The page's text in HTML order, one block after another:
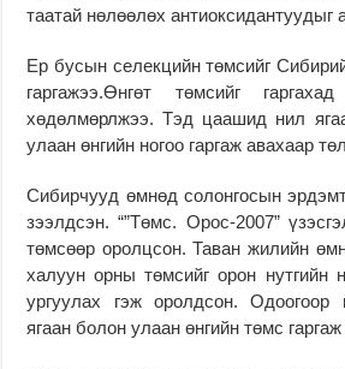
таатай нөлөөлөх антиоксидантуудыг
Ер бусын селекцийн төмсийг
гаргажээ.Өнгөт төмсийг
хөдөлмөрлжээ. Тэд цаашид нил
улаан өнгийн ногоо гаргаж авахаар
Сибирчууд өмнөд солонгосын
зээлдсэн. “”Төмс. Орос-2007”
төмсөөр оролцсон. Таван жилийн
халуун орны төмсийг орон нутгийн
ургуулах гэж оролдсон. Одоогоор
ягаан болон улаан өнгийн төмс